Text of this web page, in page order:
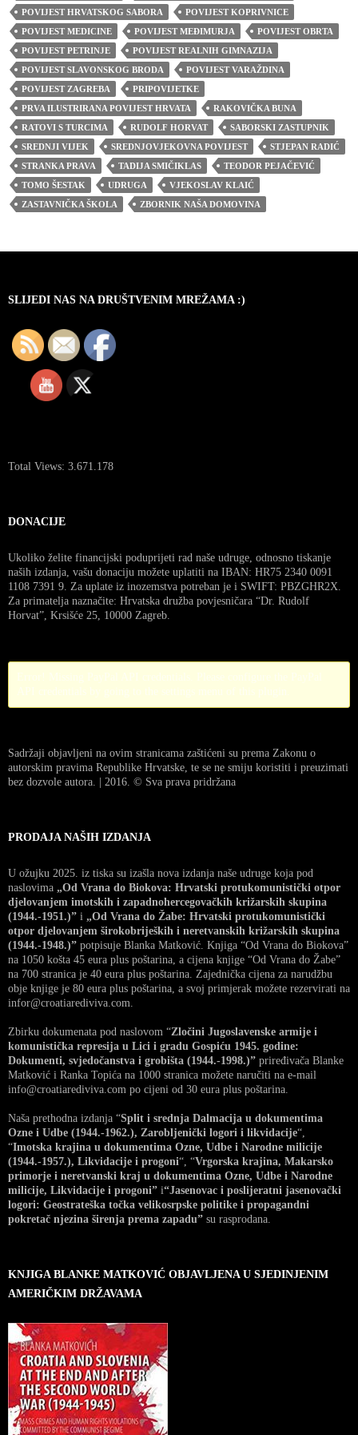
POVIJEST HRVATSKOG SABORA
POVIJEST KOPRIVNICE
POVIJEST MEDICINE
POVIJEST MEĐIMURJA
POVIJEST OBRTA
POVIJEST PETRINJE
POVIJEST REALNIH GIMNAZIJA
POVIJEST SLAVONSKOG BRODA
POVIJEST VARAŽDINA
POVIJEST ZAGREBA
PRIPOVIJETKE
PRVA ILUSTRIRANA POVIJEST HRVATA
RAKOVIČKA BUNA
RATOVI S TURCIMA
RUDOLF HORVAT
SABORSKI ZASTUPNIK
SREDNJI VIJEK
SREDNJOVJEKOVNA POVIJEST
STJEPAN RADIĆ
STRANKA PRAVA
TADIJA SMIČIKLAS
TEODOR PEJAČEVIĆ
TOMO ŠESTAK
UDRUGA
VJEKOSLAV KLAIĆ
ZASTAVNIČKA ŠKOLA
ZBORNIK NAŠA DOMOVINA
SLIJEDI NAS NA DRUŠTVENIM MREŽAMA :)
Total Views: 3.671.178
DONACIJE
Ukoliko želite financijski poduprijeti rad naše udruge, odnosno tiskanje
naših izdanja, vašu donaciju možete uplatiti na IBAN: HR75 2340 0091
1108 7391 9. Za uplate iz inozemstva potreban je i SWIFT: PBZGHR2X.
Za primatelja naznačite: Hrvatska družba povjesničara “Dr. Rudolf
Horvat”, Krsišće 25, 10000 Zagreb.
Sadržaji objavljeni na ovim stranicama zaštićeni su prema Zakonu o
autorskim pravima Republike Hrvatske, te se ne smiju koristiti i preuzimati
bez dozvole autora. | 2016. © Sva prava pridržana
PRODAJA NAŠIH IZDANJA
U ožujku 2025. iz tiska su izašla nova izdanja naše udruge koja pod
naslovima „Od Vrana do Biokova: Hrvatski protukomunistički otpor
djelovanjem imotskih i zapadnohercegovačkih križarskih skupina
(1944.-1951.)” i „Od Vrana do Žabe: Hrvatski protukomunistički
otpor djelovanjem širokobrijeških i neretvanskih križarskih skupina
(1944.-1948.)” potpisuje Blanka Matković. Knjiga “Od Vrana do Biokova”
na 1050 košta 45 eura plus poštarina, a cijena knjige “Od Vrana do Žabe”
na 700 stranica je 40 eura plus poštarina. Zajednička cijena za narudžbu
obje knjige je 80 eura plus poštarina, a svoj primjerak možete rezervirati na
infor@croatiarediviva.com.
Zbirku dokumenata pod naslovom “Zločini Jugoslavenske armije i
komunistička represija u Lici i gradu Gospiću 1945. godine:
Dokumenti, svjedočanstva i grobišta (1944.-1998.)” priređivača Blanke
Matković i Ranka Topića na 1000 stranica možete naručiti na e-mail
info@croatiarediviva.com po cijeni od 30 eura plus poštarina.
Naša prethodna izdanja “Split i srednja Dalmacija u dokumentima
Ozne i Udbe (1944.-1962.), Zarobljenički logori i likvidacije“,
“Imotska krajina u dokumentima Ozne, Udbe i Narodne milicije
(1944.-1957.), Likvidacije i progoni“, “Vrgorska krajina, Makarsko
primorje i neretvanski kraj u dokumentima Ozne, Udbe i Narodne
milicije, Likvidacije i progoni” i“Jasenovac i poslijeratni jasenovački
logori: Geostrateška točka velikosrpske politike i propagandni
pokretač njezina širenja prema zapadu” su rasprodana.
KNJIGA BLANKE MATKOVIĆ OBJAVLJENA U SJEDINJENIM
AMERIČKIM DRŽAVAMA